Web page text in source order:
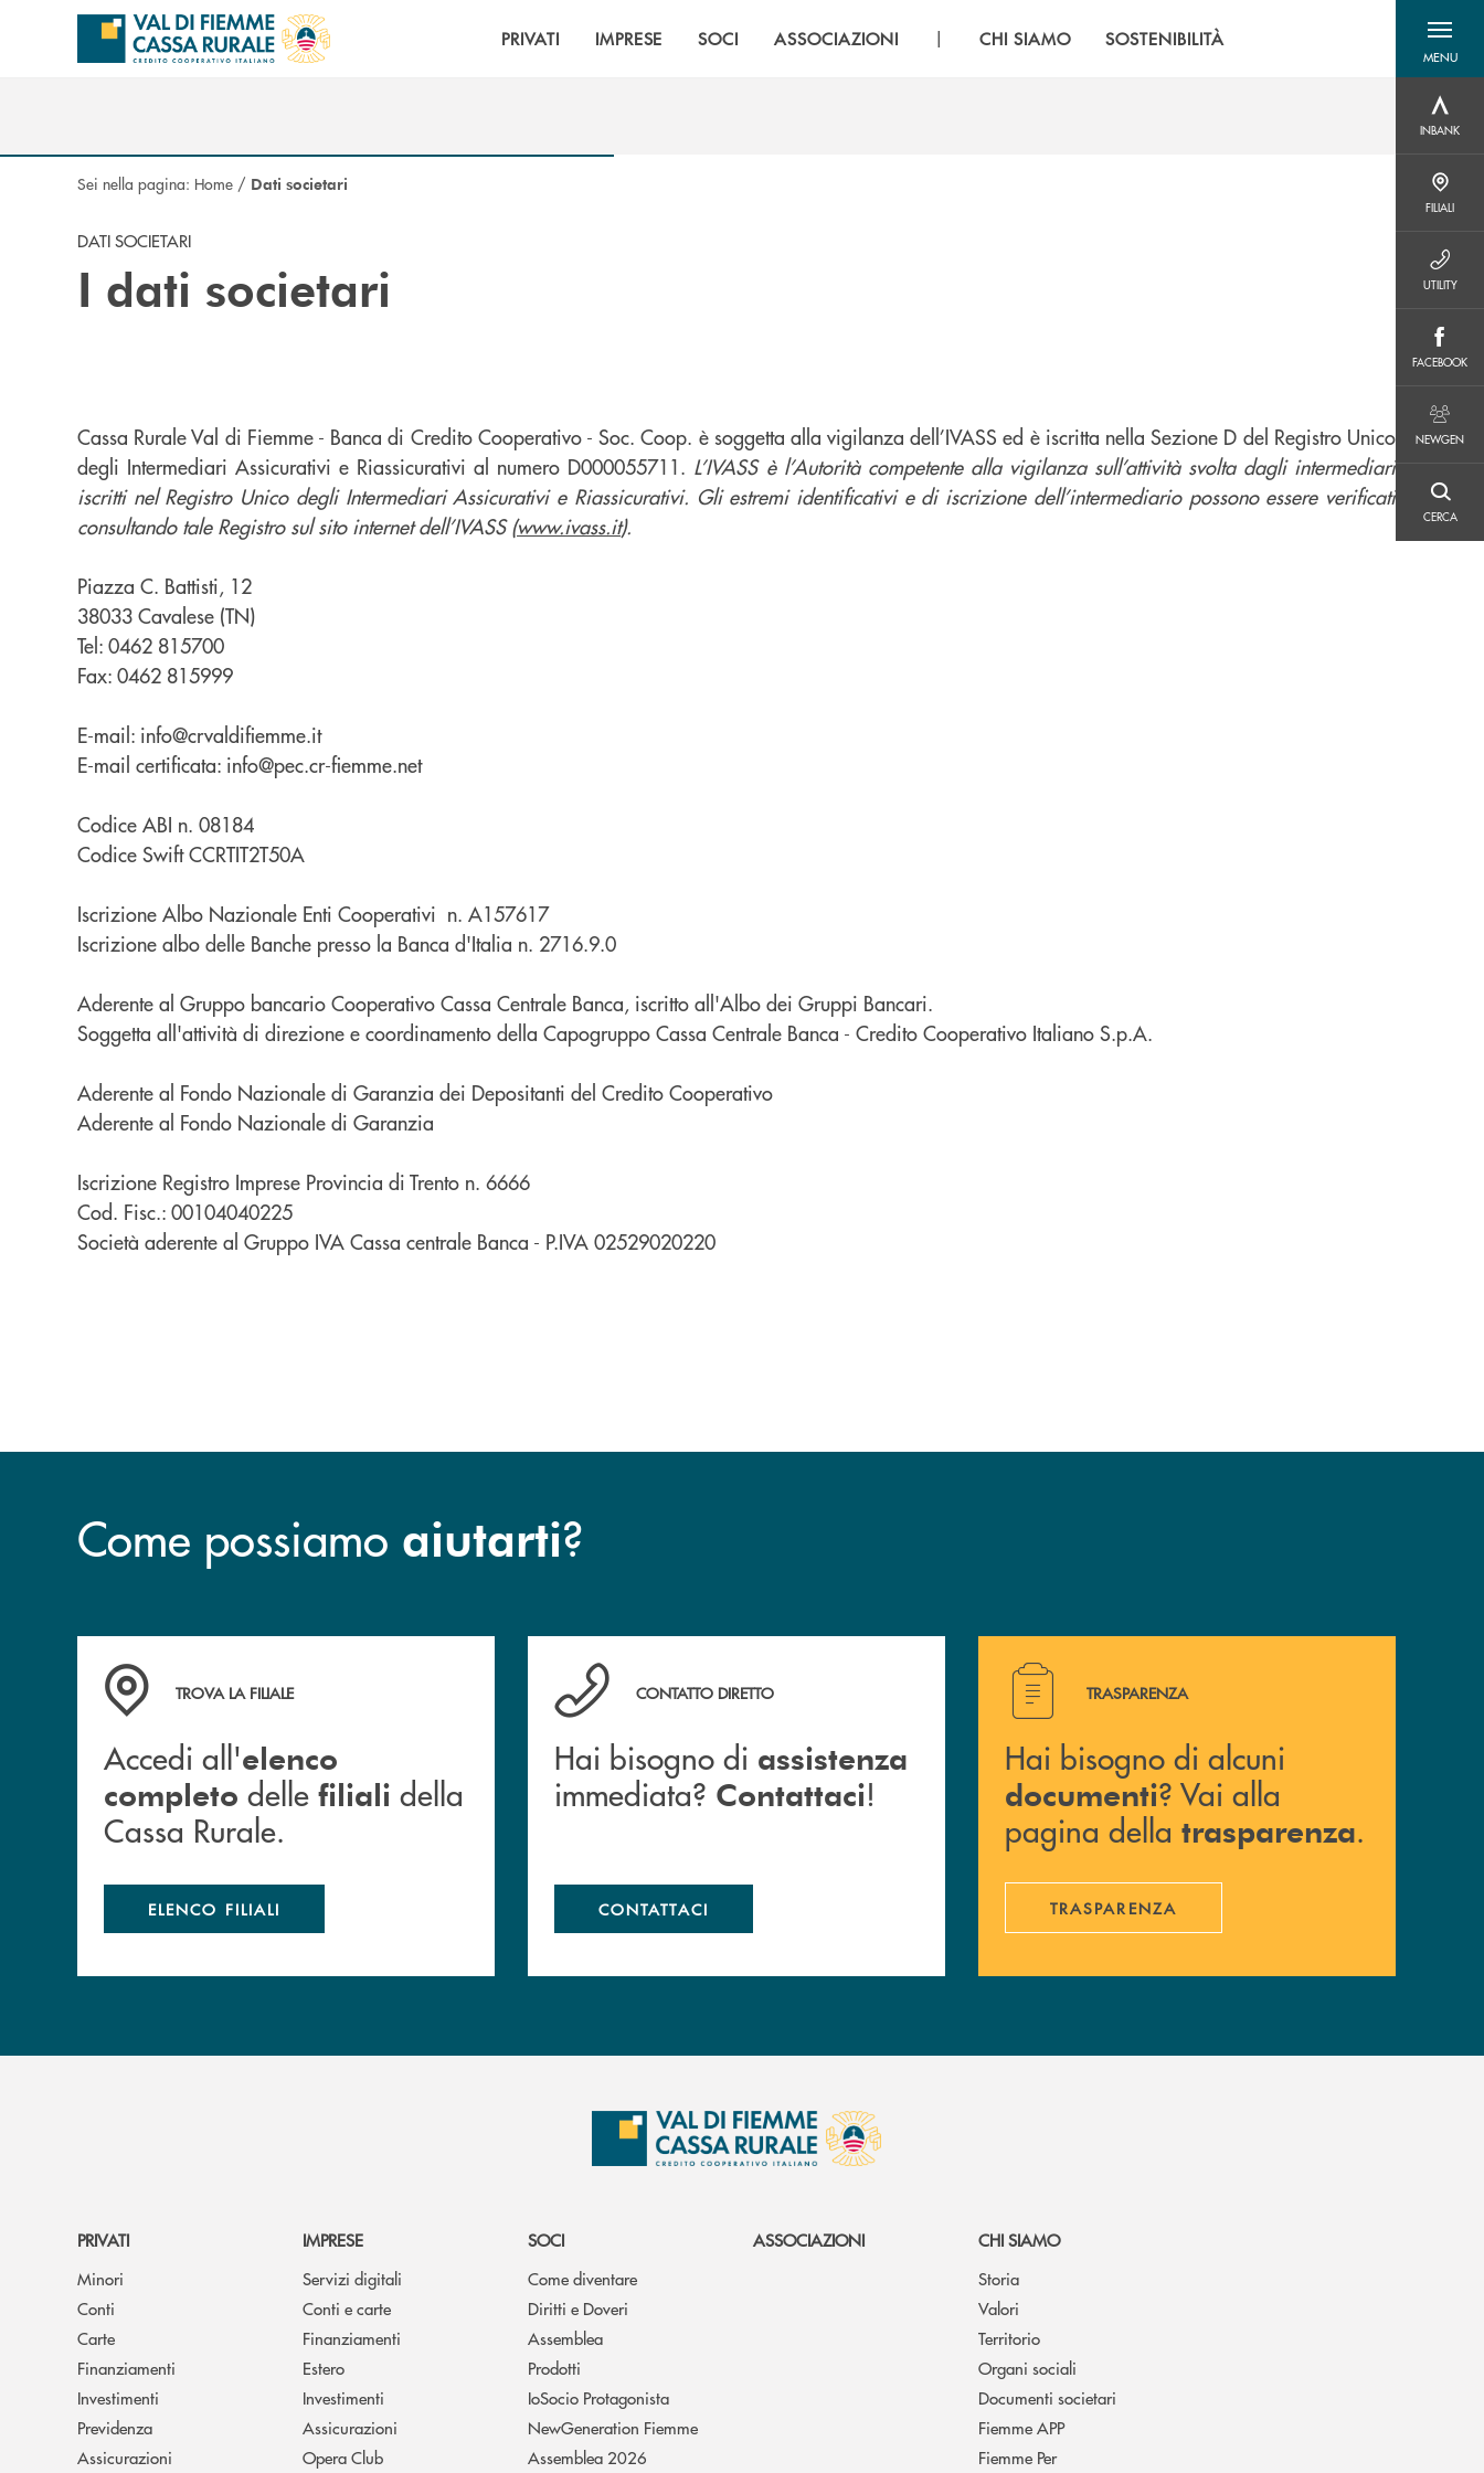
Salta al contenuto principale
PRIVATI IMPRESE SOCI ASSOCIAZIONI | CHI SIAMO SOSTENIBILITÀ
MENU
menu
INBANK
FILIALI
UTILITY
FACEBOOK
NEWGEN
NEWGEN
CERCA
CERCA
Sei nella pagina: Home / Dati societari
DATI SOCIETARI
I dati societari
Cassa Rurale Val di Fiemme - Banca di Credito Cooperativo - Soc. Coop. è soggetta alla vigilanza dell’IVASS ed è iscritta nella Sezione D del Registro Unico
degli Intermediari Assicurativi e Riassicurativi al numero D000055711. L’IVASS è l’Autorità competente alla vigilanza sull’attività svolta dagli intermediari
iscritti nel Registro Unico degli Intermediari Assicurativi e Riassicurativi. Gli estremi identificativi e di iscrizione dell’intermediario possono essere verificati
consultando tale Registro sul sito internet dell’IVASS (www.ivass.it).
Piazza C. Battisti, 12
38033 Cavalese (TN)
Tel: 0462 815700
Fax: 0462 815999
E-mail: info@crvaldifiemme.it
E-mail certificata: info@pec.cr-fiemme.net
Codice ABI n. 08184
Codice Swift CCRTIT2T50A
Iscrizione Albo Nazionale Enti Cooperativi n. A157617
Iscrizione albo delle Banche presso la Banca d'Italia n. 2716.9.0
Aderente al Gruppo bancario Cooperativo Cassa Centrale Banca, iscritto all'Albo dei Gruppi Bancari.
Soggetta all'attività di direzione e coordinamento della Capogruppo Cassa Centrale Banca - Credito Cooperativo Italiano S.p.A.
Aderente al Fondo Nazionale di Garanzia dei Depositanti del Credito Cooperativo
Aderente al Fondo Nazionale di Garanzia
Iscrizione Registro Imprese Provincia di Trento n. 6666
Cod. Fisc.: 00104040225
Società aderente al Gruppo IVA Cassa centrale Banca - P.IVA 02529020220
Come possiamo aiutarti?
Accedi all' elenco completo delle filiali della Cassa Rurale.
TROVA LA FILIALE
Accedi all'elenco
completo delle filiali della
Cassa Rurale.
ELENCO FILIALI
Hai bisogno di assistenza immediata? Contattaci !
CONTATTO DIRETTO
Hai bisogno di assistenza
immediata? Contattaci!
CONTATTACI
Hai bisogno di alcuni documenti ? Vai alla pagina della
TRASPARENZA
Hai bisogno di alcuni
documenti? Vai alla
pagina della trasparenza.
TRASPARENZA
PRIVATI
Minori
Conti
Carte
Finanziamenti
Investimenti
Previdenza
Assicurazioni
IMPRESE
Servizi digitali
Conti e carte
Finanziamenti
Estero
Investimenti
Assicurazioni
Opera Club
SOCI
Come diventare
Diritti e Doveri
Assemblea
Prodotti
IoSocio Protagonista
NewGeneration Fiemme
Assemblea 2026
ASSOCIAZIONI
CHI SIAMO
Storia
Valori
Territorio
Organi sociali
Documenti societari
Fiemme APP
Fiemme Per